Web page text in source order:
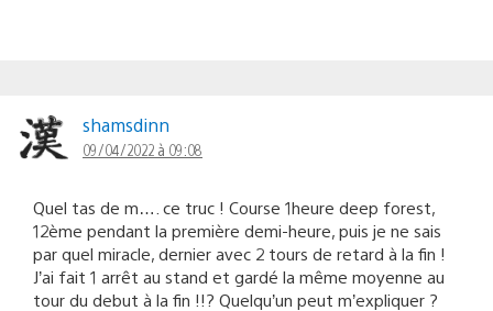
shamsdinn
09/04/2022 à 09:08
Quel tas de m…. ce truc ! Course 1heure deep forest,
12ème pendant la première demi-heure, puis je ne sais
par quel miracle, dernier avec 2 tours de retard à la fin !
J’ai fait 1 arrêt au stand et gardé la même moyenne au
tour du debut à la fin !!? Quelqu’un peut m’expliquer ?